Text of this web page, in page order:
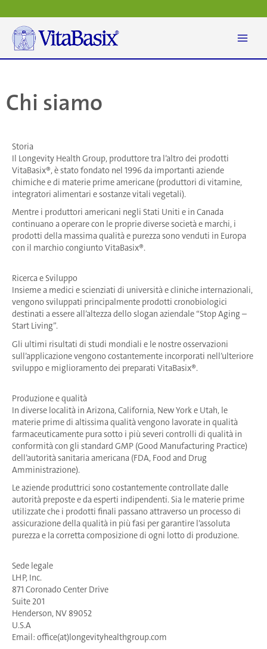
al
contenuto
Chi siamo
Storia
Il Longevity Health Group, produttore tra l’altro dei prodotti
VitaBasix®, è stato fondato nel 1996 da importanti aziende
chimiche e di materie prime americane (produttori di vitamine,
integratori alimentari e sostanze vitali vegetali).
Mentre i produttori americani negli Stati Uniti e in Canada
continuano a operare con le proprie diverse società e marchi, i
prodotti della massima qualità e purezza sono venduti in Europa
con il marchio congiunto VitaBasix®.
Ricerca e Sviluppo
Insieme a medici e scienziati di università e cliniche internazionali,
vengono sviluppati principalmente prodotti cronobiologici
destinati a essere all’altezza dello slogan aziendale “Stop Aging –
Start Living”.
Gli ultimi risultati di studi mondiali e le nostre osservazioni
sull’applicazione vengono costantemente incorporati nell’ulteriore
sviluppo e miglioramento dei preparati VitaBasix®.
Produzione e qualità
In diverse località in Arizona, California, New York e Utah, le
materie prime di altissima qualità vengono lavorate in qualità
farmaceuticamente pura sotto i più severi controlli di qualità in
conformità con gli standard GMP (Good Manufacturing Practice)
dell’autorità sanitaria americana (FDA, Food and Drug
Amministrazione).
Le aziende produttrici sono costantemente controllate dalle
autorità preposte e da esperti indipendenti. Sia le materie prime
utilizzate che i prodotti finali passano attraverso un processo di
assicurazione della qualità in più fasi per garantire l’assoluta
purezza e la corretta composizione di ogni lotto di produzione.
Sede legale
LHP, Inc.
871 Coronado Center Drive
Suite 201
Henderson, NV 89052
U.S.A
Email: office(at)longevityhealthgroup.com